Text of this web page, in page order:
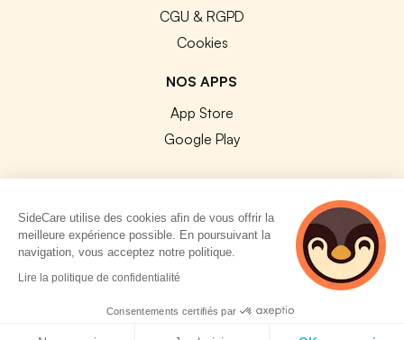
CGU & RGPD
Cookies
NOS APPS
App Store
Google Play
© 2026 SideCare. Tous droits réservés.
SideCare utilise des cookies afin de vous offrir la
meilleure expérience possible. En poursuivant la
navigation, vous acceptez notre politique.
Lire la politique de confidentialité
Consentements certifiés par
2 personnes
consultent
actuellement cette